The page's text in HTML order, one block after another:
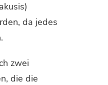
da jedes
zwei
die die